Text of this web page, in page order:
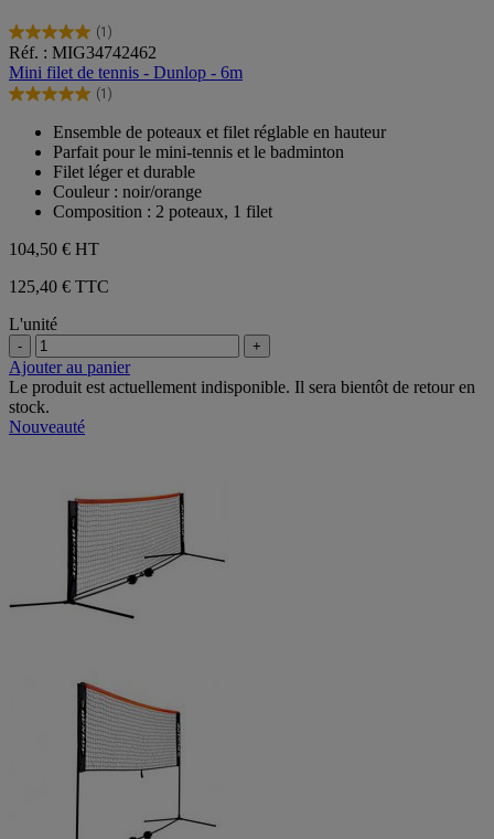
(1)
5.0
sur
5
étoiles.
avis
Réf. : MIG34742462
Mini filet de tennis - Dunlop - 6m
(1)
5.0
étoiles.
avis
Ensemble de poteaux et filet réglable en hauteur
Parfait pour le mini-tennis et le badminton
Filet léger et durable
Couleur : noir/orange
Composition : 2 poteaux, 1 filet
104,50 € HT
125,40 € TTC
L'unité
- +
Ajouter au panier
Le produit est actuellement indisponible. Il sera bientôt de retour en
stock.
Nouveauté